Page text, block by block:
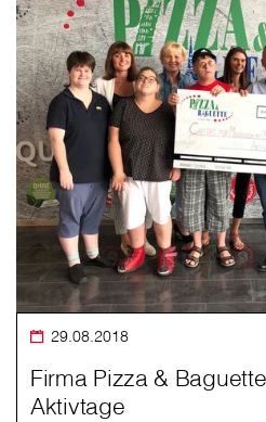
29.08.2018
Firma Pizza &
Aktivtage